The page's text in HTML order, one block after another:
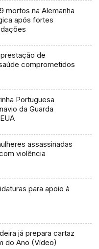
mortos na Alemanha
após fortes
de
comprometidos
Portuguesa
da Guarda
assassinadas
violência
para apoio à
já prepara cartaz
do Ano (Vídeo)